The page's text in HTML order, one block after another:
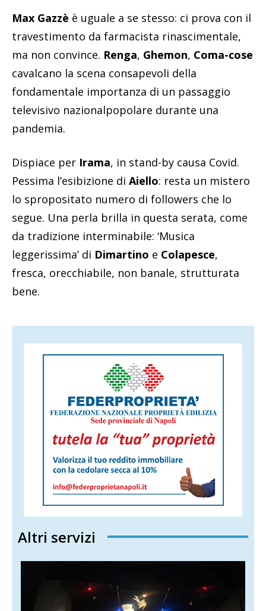
Max Gazzè è uguale a se stesso: ci prova con il
travestimento da farmacista rinascimentale,
ma non convince. Renga, Ghemon, Coma-cose
cavalcano la scena consapevoli della
fondamentale importanza di un passaggio
televisivo nazionalpopolare durante una
pandemia.
Dispiace per Irama, in stand-by causa Covid.
Pessima l’esibizione di Aiello: resta un mistero
lo spropositato numero di followers che lo
segue. Una perla brilla in questa serata, come
da tradizione interminabile: ‘Musica
leggerissima’ di Dimartino e Colapesce,
fresca, orecchiabile, non banale, strutturata
bene.
Altri servizi